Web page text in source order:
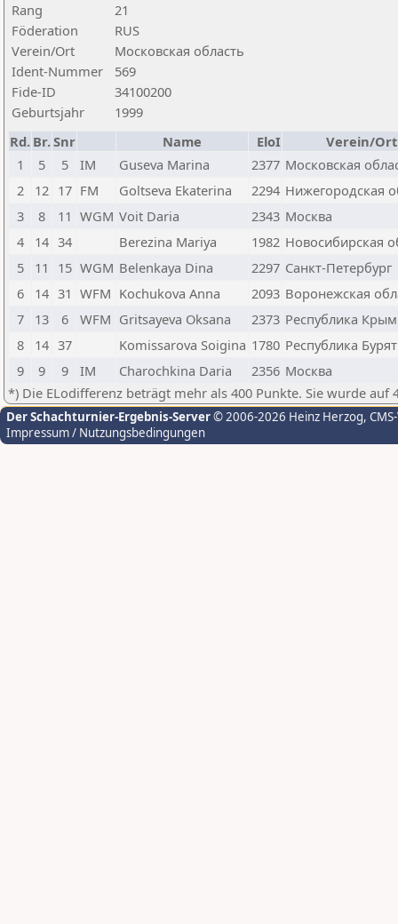
Rang
21
Föderation
RUS
Verein/Ort
Московская область
Ident-Nummer
569
Fide-ID
34100200
Geburtsjahr
1999
Rd. Br.Snr Name EloI
Verein/Ort
1
5 5 IM Guseva Marina 2377 Московская
2
12 17 FM Goltseva Ekaterina 2294 Нижегородская
3
8 11 WGM Voit Daria 2343 Москва
4
14 34 Berezina Mariya 1982 Новосибирская
5
11 15 WGM Belenkaya Dina 2297 Санкт-Петербург
6
14 31 WFM Kochukova Anna 2093 Воронежская
7
13 6 WFM Gritsayeva Oksana 2373 Республика Крым
8
14 37 Komissarova Soigina 1780 Республика
9
9 9 IM Charochkina Daria 2356 Москва
*) Die ELodifferenz beträgt mehr als 400 Punkte. Sie wurde auf
Der Schachturnier-Ergebnis-Server© 2006-2026 Heinz Herzog,
Impressum / Nutzungsbedingungen